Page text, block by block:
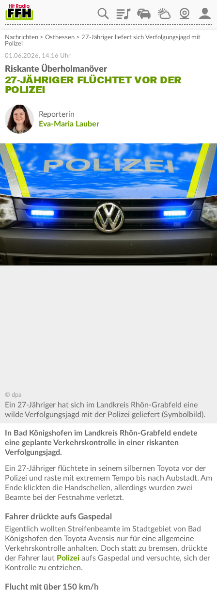
PlaylistStaupilotWetterWebcam
Nachrichten > Osthessen > 27-Jähriger liefert sich Verfolgungsjagd mit
Polizei
01.06.2026, 14:16 Uhr
Riskante Überholmanöver
27-JÄHRIGER FLÜCHTET VOR DER
POLIZEI
Reporterin
Eva-Maria Lauber
© dpa
Ein 27-Jähriger hat sich im Landkreis Rhön-Grabfeld eine
wilde Verfolgungsjagd mit der Polizei geliefert (Symbolbild).
In Bad Königshofen im Landkreis Rhön-Grabfeld endete
eine geplante Verkehrskontrolle in einer riskanten
Verfolgungsjagd.
Ein 27-Jähriger flüchtete in seinem silbernen Toyota vor der
Polizei und raste mit extremem Tempo bis nach Aubstadt. Am
Ende klickten die Handschellen, allerdings wurden zwei
Beamte bei der Festnahme verletzt.
Fahrer drückte aufs Gaspedal
Eigentlich wollten Streifenbeamte im Stadtgebiet von Bad
Königshofen den Toyota Avensis nur für eine allgemeine
Verkehrskontrolle anhalten. Doch statt zu bremsen, drückte
der Fahrer laut Polizei aufs Gaspedal und versuchte, sich der
Kontrolle zu entziehen.
Flucht mit über 150 km/h